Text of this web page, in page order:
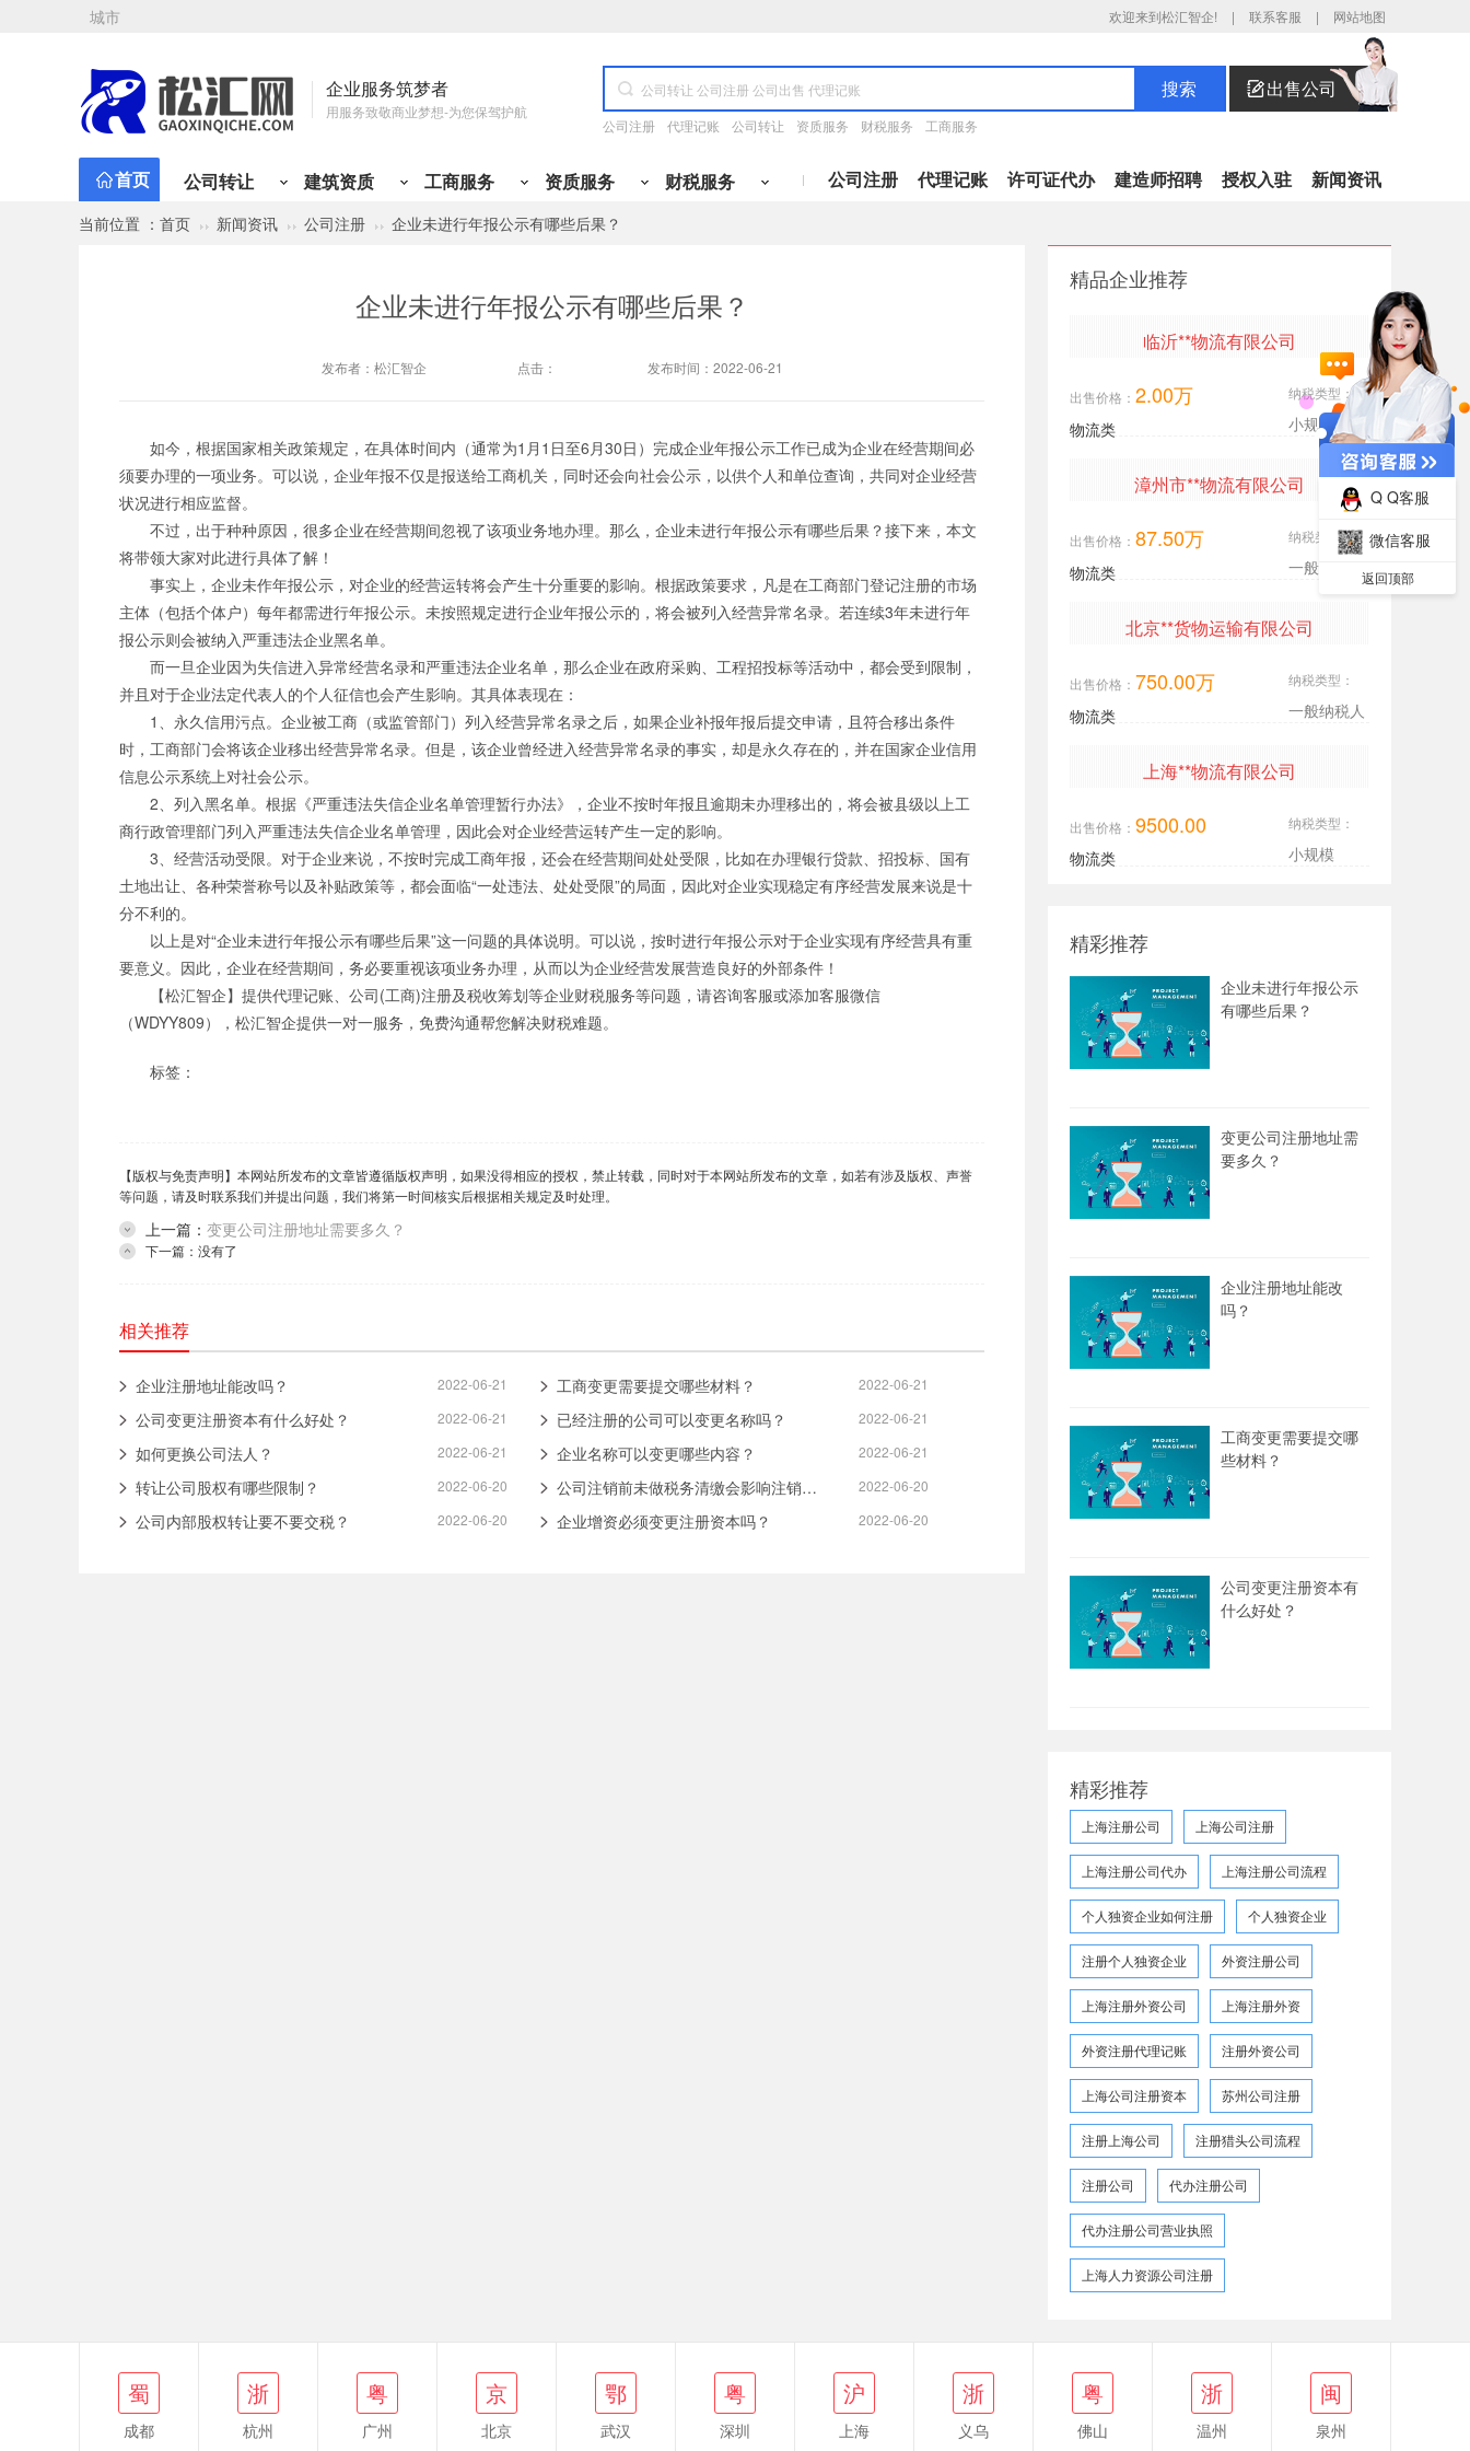
城市 欢迎来到松汇智企! | 联系客服 | 网站地图
企业服务筑梦者
用服务致敬商业梦想-为您保驾护航
搜索
公司注册
代理记账 公司转让 资质服务 财税服务 工商服务
出售公司
首页 公司转让
人才类 房产类 金融类 其他
建筑资质
电力工程 水利水电工程
通信工程
工商服务
海外公司注册
公司注册免费核名
注册地址变更
法人股东变更
注册资金变更
公司章程变更
开设一般户
开设专户
社保开户
刻章备案
开设公积金账户
资质服务
专业承包资质
工程设计资质
施工安许
施工二升一
设计丙升乙
房开暂三取暂
房开三升二
资质增项
资质延期
道路运输许可证
ICP许可证
出版物经营许可证
人力资源服务许可证
更多许可证代办
财税服务
一般纳税人代记账
半年代理记账
定制代记账方案
旧账梳理
开票咨询
购买税控设备
税务清缴
注册资金与认缴期限变更
财税异常处理
企业注销
公司注册 代理记账 许可证代办 建造师招聘 授权入驻 新闻资讯
当前位置 ： 首页 新闻资讯 公司注册 企业未进行年报公示有哪些后果？
企业未进行年报公示有哪些后果？
发布者： 松汇智企 点击： 发布时间：2022-06-21
如今，根据国家相关政策规定，在具体时间内（通常为1月1日至6月30日）完成企业年报公示工作已成为企业在经营期间必
须要办理的一项业务。可以说，企业年报不仅是报送给工商机关，同时还会向社会公示，以供个人和单位查询，共同对企业经营
状况进行相应监督。
不过，出于种种原因，很多企业在经营期间忽视了该项业务地办理。那么，企业未进行年报公示有哪些后果？接下来，本文
将带领大家对此进行具体了解！
事实上，企业未作年报公示，对企业的经营运转将会产生十分重要的影响。根据政策要求，凡是在工商部门登记注册的市场
主体（包括个体户）每年都需进行年报公示。未按照规定进行企业年报公示的，将会被列入经营异常名录。若连续3年未进行年
报公示则会被纳入严重违法企业黑名单。
而一旦企业因为失信进入异常经营名录和严重违法企业名单，那么企业在政府采购、工程招投标等活动中，都会受到限制，
并且对于企业法定代表人的个人征信也会产生影响。其具体表现在：
1、永久信用污点。企业被工商（或监管部门）列入经营异常名录之后，如果企业补报年报后提交申请，且符合移出条件
时，工商部门会将该企业移出经营异常名录。但是，该企业曾经进入经营异常名录的事实，却是永久存在的，并在国家企业信用
信息公示系统上对社会公示。
2、列入黑名单。根据《严重违法失信企业名单管理暂行办法》，企业不按时年报且逾期未办理移出的，将会被县级以上工
商行政管理部门列入严重违法失信企业名单管理，因此会对企业经营运转产生一定的影响。
3、经营活动受限。对于企业来说，不按时完成工商年报，还会在经营期间处处受限，比如在办理银行贷款、招投标、国有
土地出让、各种荣誉称号以及补贴政策等，都会面临“一处违法、处处受限”的局面，因此对企业实现稳定有序经营发展来说是十
分不利的。
以上是对“企业未进行年报公示有哪些后果”这一问题的具体说明。可以说，按时进行年报公示对于企业实现有序经营具有重
要意义。因此，企业在经营期间，务必要重视该项业务办理，从而以为企业经营发展营造良好的外部条件！
【松汇智企】提供代理记账、公司(工商)注册及税收筹划等企业财税服务等问题，请咨询客服或添加客服微信
（WDYY809），松汇智企提供一对一服务，免费沟通帮您解决财税难题。
标签：
【版权与免责声明】本网站所发布的文章皆遵循版权声明，如果没得相应的授权，禁止转载，同时对于本网站所发布的文章，如若有涉及版权、声誉
等问题，请及时联系我们并提出问题，我们将第一时间核实后根据相关规定及时处理。
上一篇： 变更公司注册地址需要多久？
下一篇：没有了
相关推荐
企业注册地址能改吗？ 2022-06-21 工商变更需要提交哪些材料？ 2022-06-21
公司变更注册资本有什么好处？ 2022-06-21 已经注册的公司可以变更名称吗？ 2022-06-21
如何更换公司法人？ 2022-06-21 企业名称可以变更哪些内容？ 2022-06-21
转让公司股权有哪些限制？ 2022-06-20 公司注销前未做税务清缴会影响注销进度吗？ 2022-06-20
公司内部股权转让要不要交税？ 2022-06-20 企业增资必须变更注册资本吗？ 2022-06-20
精品企业推荐
临沂**物流有限公司
出售价格： 2.00万
物流类
纳税类型：
小规模
漳州市**物流有限公司
出售价格： 87.50万
物流类
纳税类型：
一般纳税人
北京**货物运输有限公司
出售价格： 750.00万
物流类
纳税类型：
一般纳税人
上海**物流有限公司
出售价格： 9500.00
物流类
纳税类型：
小规模
精彩推荐
企业未进行年报公示
有哪些后果？
变更公司注册地址需
要多久？
企业注册地址能改
吗？
工商变更需要提交哪
些材料？
公司变更注册资本有
什么好处？
精彩推荐
上海注册公司 上海公司注册
上海注册公司代办 上海注册公司流程
个人独资企业如何注册 个人独资企业
注册个人独资企业 外资注册公司
上海注册外资公司 上海注册外资
外资注册代理记账 注册外资公司
上海公司注册资本 苏州公司注册
注册上海公司 注册猎头公司流程
注册公司 代办注册公司
代办注册公司营业执照
上海人力资源公司注册
蜀
成都
浙
杭州
粤
广州
京
北京
鄂
武汉
粤
深圳
沪
上海
浙
义乌
粤
佛山
浙
温州
闽
泉州
Q Q客服
微信客服
返回顶部